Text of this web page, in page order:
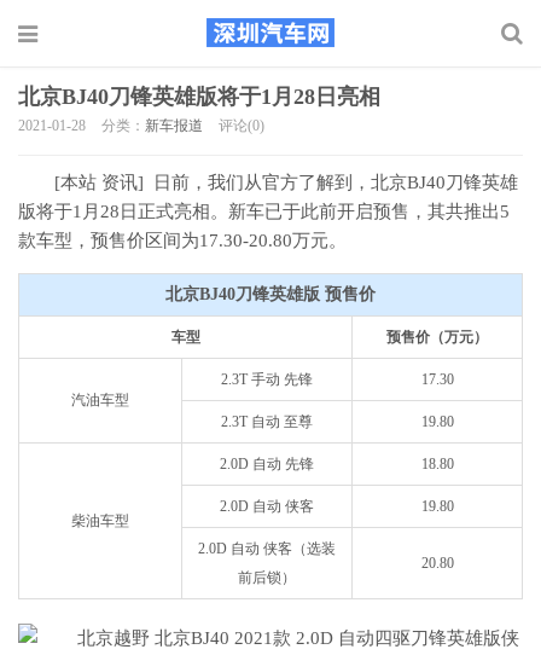
北京BJ40刀锋英雄版将于1月28日亮相
2021-01-28 分类： 新车报道 评论(0)
[本站 资讯] 日前，我们从官方了解到，北京BJ40刀锋英雄
版将于1月28日正式亮相。新车已于此前开启预售，其共推出5
款车型，预售价区间为17.30-20.80万元。
北京BJ40刀锋英雄版 预售价
车型 预售价（万元）
汽油车型
2.3T 手动 先锋 17.30
2.3T 自动 至尊 19.80
柴油车型
2.0D 自动 先锋 18.80
2.0D 自动 侠客 19.80
2.0D 自动 侠客（选装
前后锁）
20.80